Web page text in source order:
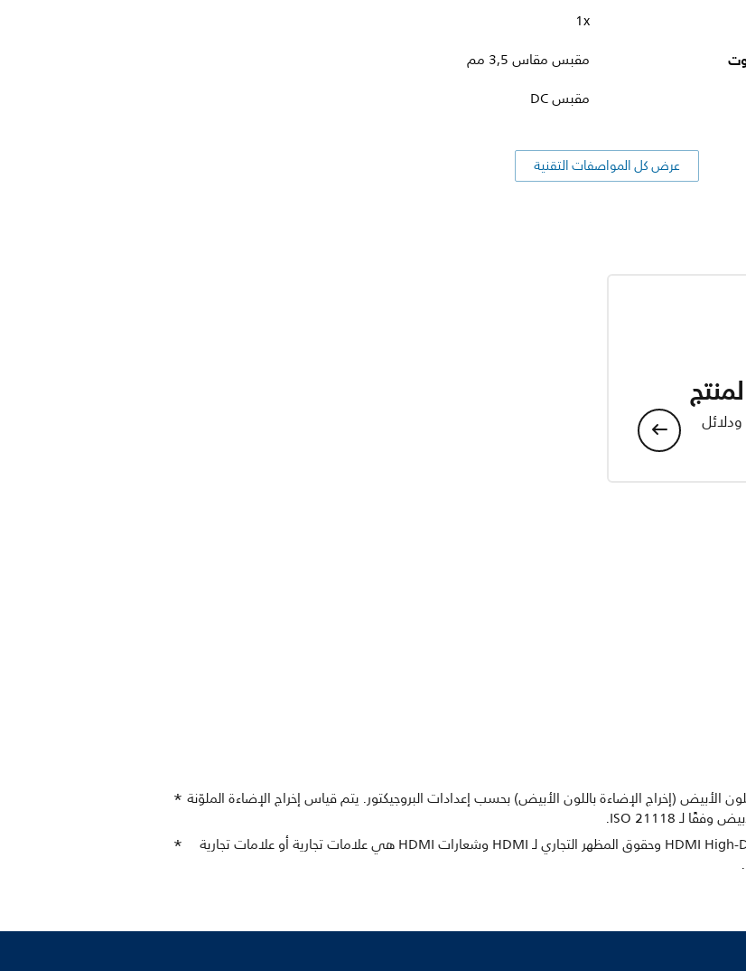
x‏1
مقبس مقاس 3,5 مم
مقبس DC
عرض كل المواصفات التقنية
الأبيض (إخراج الإضاءة باللون الأبيض) بحسب إعدادات البروجيكتور. يتم قياس إخراج الإضاءة الملوّنة
إن عبارتَي HDMI وHDMI High-Definition Multimedia Interface وحقوق المظهر التجاري لـ HDMI وشعارات HDMI هي علامات تجارية أو علامات تجارية